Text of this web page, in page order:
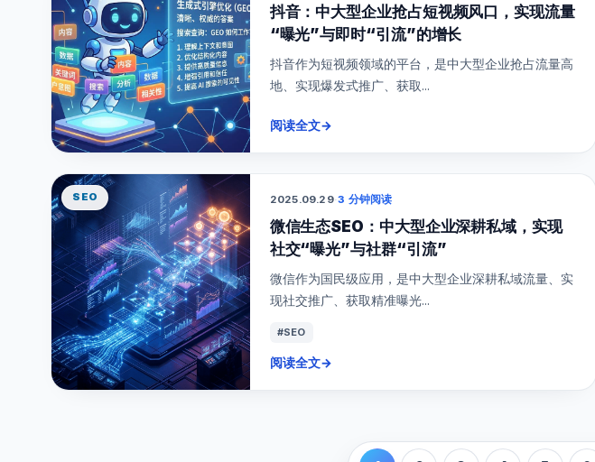
抖音：中大型企业抢占短视频风口，实现流量
“曝光”与即时“引流”的增长
抖音作为短视频领域的平台，是中大型企业抢占流量高
地、实现爆发式推广、获取...
阅读全文→
SEO 2025.09.29·3 分钟阅读
微信生态SEO：中大型企业深耕私域，实现
社交“曝光”与社群“引流”
微信作为国民级应用，是中大型企业深耕私域流量、实
现社交推广、获取精准曝光...
#SEO
阅读全文→